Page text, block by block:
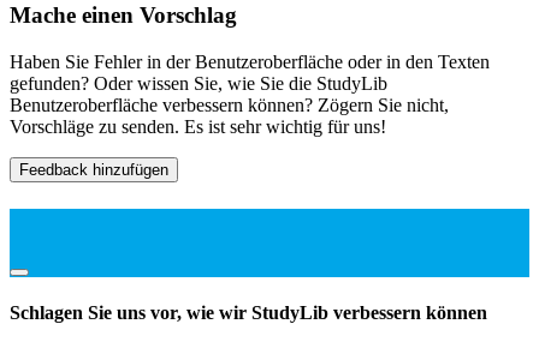
Mache einen Vorschlag
Haben Sie Fehler in der Benutzeroberfläche oder in den Texten
gefunden? Oder wissen Sie, wie Sie die StudyLib
Benutzeroberfläche verbessern können? Zögern Sie nicht,
Vorschläge zu senden. Es ist sehr wichtig für uns!
Feedback hinzufügen
Schlagen Sie uns vor, wie wir StudyLib verbessern können